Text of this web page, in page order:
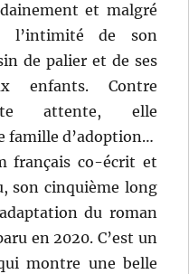
et malgré
l’intimité de son
de palier et de ses
enfants. Contre
attente, elle
famille d’adoption…
français co-écrit et
son cinquième long
du roman
en 2020. C’est un
montre une belle